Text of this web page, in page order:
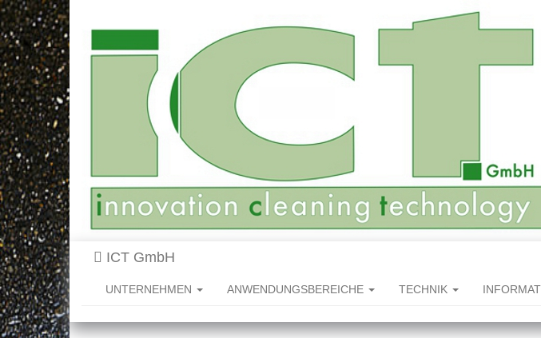
ICT GmbH
UNTERNEHMEN ANWENDUNGSBEREICHE TECHNIK